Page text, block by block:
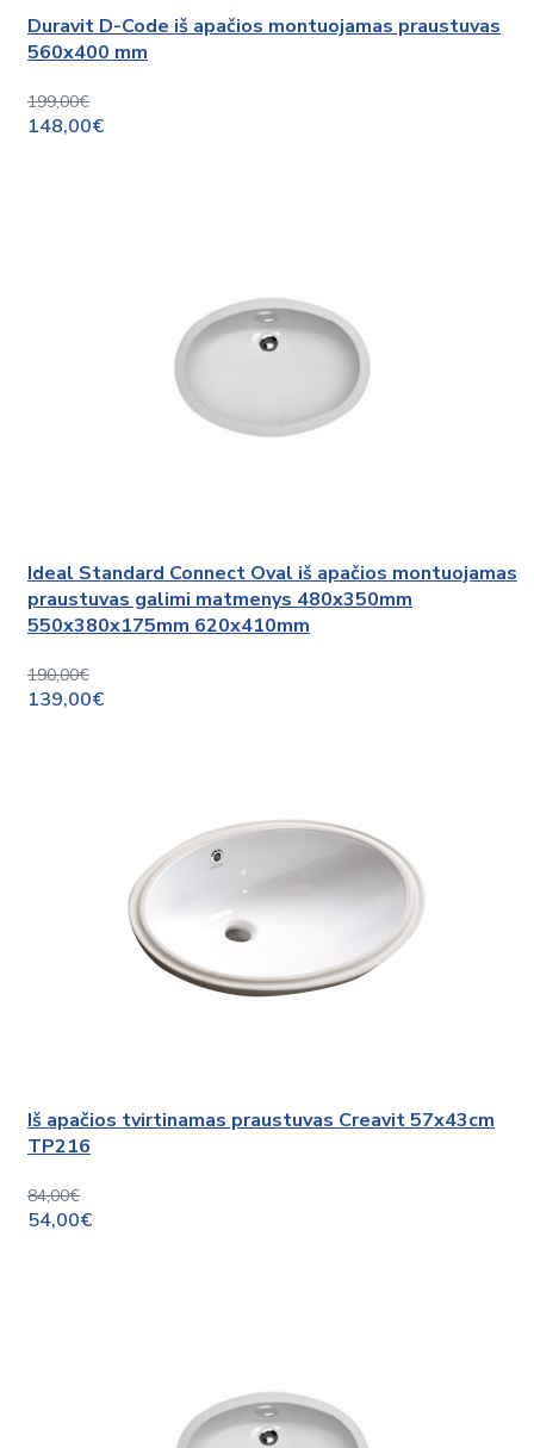
Duravit D-Code iš apačios montuojamas praustuvas
560x400 mm
199,00€
148,00€
Ideal Standard Connect Oval iš apačios montuojamas
praustuvas galimi matmenys 480x350mm
550x380x175mm 620x410mm
190,00€
139,00€
Iš apačios tvirtinamas praustuvas Creavit 57x43cm
TP216
84,00€
54,00€